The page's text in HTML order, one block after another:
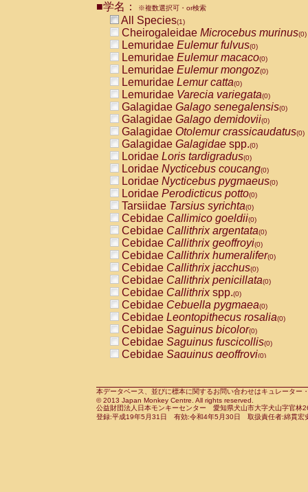
CebidaeCebus nigrivittatus
CebidaeCebus
CebidaeSaimiri boliviensis(0)
CebidaeSaimiri sciureus(0)
AtelidaeAlouatta caraya(0)
AtelidaeAlouatta fusca(0)
AtelidaeAlouatta seniculus
AtelidaeAlouattaspp.(0)
AtelidaeAteles belzebuth(0)
AtelidaeAteles geoffroyi(0)
AtelidaeAteles paniscus(0)
AtelidaeAtelesspp.(0)
Atelidae Lagothrix lagothricha
AtelidaeLagothrix lagothricha cana
PitheciidaeCacajao calvus
PitheciidaeCallicebus cupreus
PitheciidaeCallicebus donacophilus
PitheciidaeCallicebus moloch
PitheciidaeCallicebus torquatus
PitheciidaeCallicebusspp.(0)
PitheciidaeChiropotes satanas(0)
PitheciidaePithecia monachus
PitheciidaePithecia pithecia(0)
CercopithecidaeCercocebus agilis
CercopithecidaeCercocebus
CercopithecidaeCercocebus
CercopithecidaeCercocebus
CercopithecidaeCercocebus
CercopithecidaeCercocebushybrid
CercopithecidaePapio anubis(0)
CercopithecidaePapio cynocephalus
CercopithecidaePapio hamadryas(0)
■学名： ※複数選択可・or検索
All Species(1)
Cheirogaleidae Microcebus murinus(0)
Lemuridae Eulemur fulvus(0)
Lemuridae Eulemur macaco(0)
Lemuridae Eulemur mongoz(0)
Lemuridae Lemur catta(0)
Lemuridae Varecia variegata(0)
Galagidae Galago senegalensis(0)
Galagidae Galago demidovii(0)
Galagidae Otolemur crassicaudatus(0)
Galagidae Galagidae spp.(0)
Loridae Loris tardigradus(0)
Loridae Nycticebus coucang(0)
Loridae Nycticebus pygmaeus(0)
Loridae Perodicticus potto(0)
Tarsiidae Tarsius syrichta(0)
Cebidae Callimico goeldii(0)
Cebidae Callithrix argentata(0)
Cebidae Callithrix geoffroyi(0)
Cebidae Callithrix humeralifer(0)
Cebidae Callithrix jacchus(0)
Cebidae Callithrix penicillata(0)
Cebidae Callithrixspp.(0)
Cebidae Cebuella pygmaea(0)
Cebidae Leontopithecus rosalia(0)
Cebidae Saguinus bicolor(0)
Cebidae Saguinus fuscicollis(0)
Cebidae Saguinus geoffroyi(0)
CebidaeSaguinus leucopus(0)
CebidaeSaguinus midas(0)
Cebidae Saguinus mystax(0)
本データベース、並びに標本に関するお問い合わせはキュレータ
© 2013 Japan Monkey Centre. All rights reserved.
公益財団法人日本モンキーセンター 愛知県犬山市大字犬山字官
登録:平成19年5月31日 有効:令和4年5月30日 取扱責任者:綿貫宏